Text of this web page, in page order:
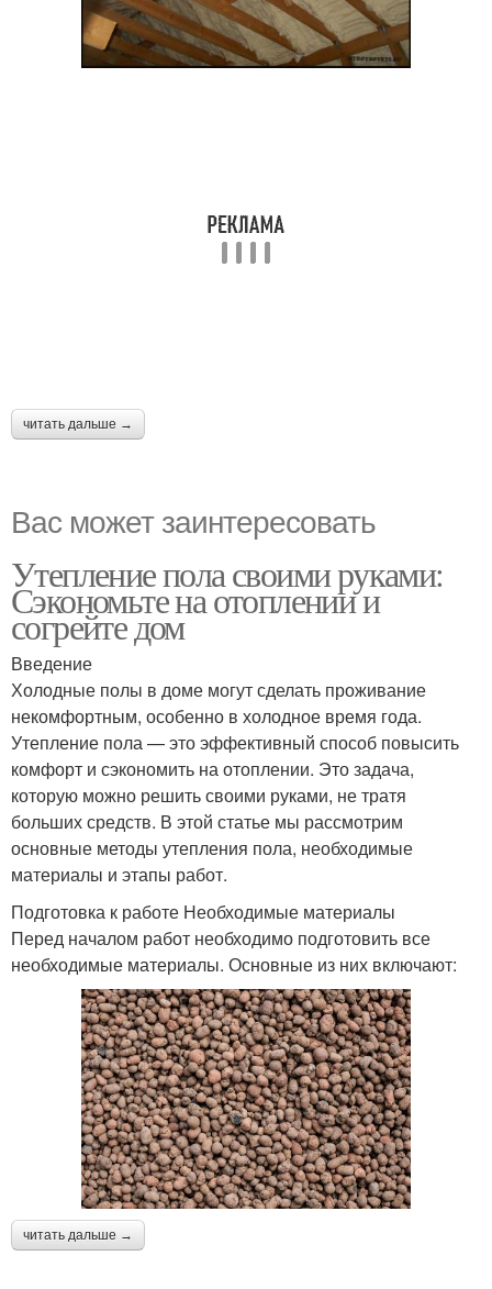
читать дальше →
Вас может заинтересовать
Утепление пола своими руками:
Сэкономьте на отоплении и
согрейте дом
Введение
Холодные полы в доме могут сделать проживание
некомфортным, особенно в холодное время года.
Утепление пола — это эффективный способ повысить
комфорт и сэкономить на отоплении. Это задача,
которую можно решить своими руками, не тратя
больших средств. В этой статье мы рассмотрим
основные методы утепления пола, необходимые
материалы и этапы работ.
Подготовка к работе Необходимые материалы
Перед началом работ необходимо подготовить все
необходимые материалы. Основные из них включают:
читать дальше →